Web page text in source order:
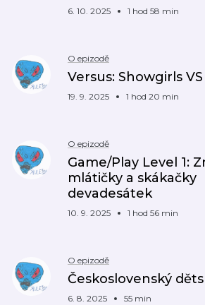
6. 10. 2025 1 hod 58 min
O epizodě
Versus: Showgirls
19. 9. 2025 1 hod 20 min
O epizodě
Game/Play Level 1:
mlátičky a skákačky
devadesátek
10. 9. 2025 1 hod 56 min
O epizodě
Československý
6. 8. 2025 55 min